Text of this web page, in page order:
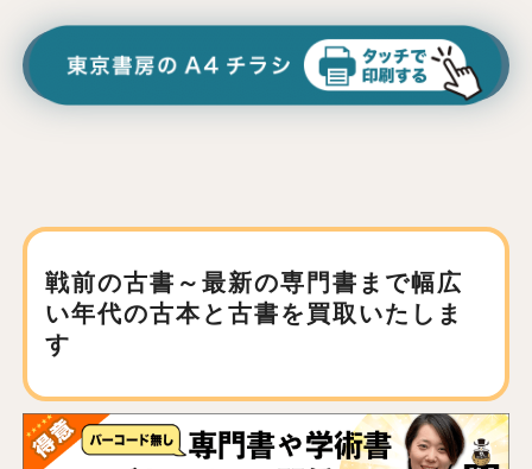
戦前の古書～最新の専門書まで幅広
い年代の古本と古書を買取いたしま
す